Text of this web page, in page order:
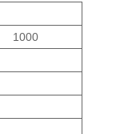
1000